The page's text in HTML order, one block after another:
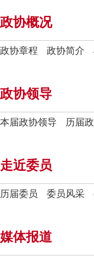
政协概况
政协章程 政协简介
政协领导
本届政协领导 历届
走近委员
历届委员 委员风采
媒体报道